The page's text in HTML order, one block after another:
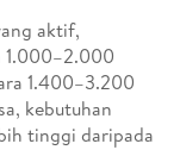
aktif,
1.000–2.000
1.400–3.200
kebutuhan
tinggi daripada